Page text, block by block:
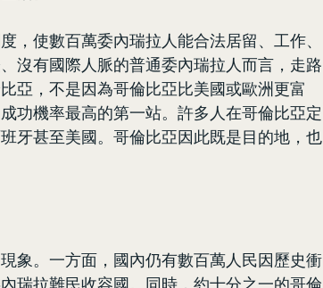
，使數百萬委內瑞拉人能合法居留、工作、
沒有國際人脈的普通委內瑞拉人而言，走路
亞，不是因為哥倫比亞比美國或歐洲更富
功機率最高的第一站。許多人在哥倫比亞定
牙甚至美國。哥倫比亞因此既是目的地，也
象。一方面，國內仍有數百萬人民因歷史衝
瑞拉難民收容國。同時，約十分之一的哥倫